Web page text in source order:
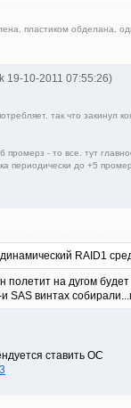
пластиком обделана,
19-10-2011 07:55:26)
так что
промерз - то все. тут
периодически до +5
RAID1
на дугом
винтах
ставить ОС